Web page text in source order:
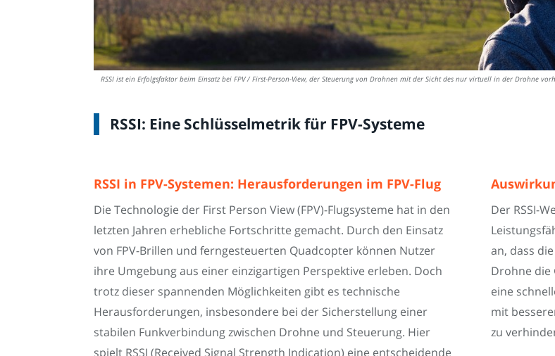
RSSI ist ein Erfolgsfaktor beim Einsatz bei FPV / First-Person-View, der Steuerung von Drohnen mit der Sicht des nur virtuell in der Drohne
RSSI: Eine Schlüsselmetrik für FPV-Systeme
RSSI in FPV-Systemen: Herausforderungen im FPV-Flug
Die Technologie der First Person View (FPV)-Flugsysteme hat in den
letzten Jahren erhebliche Fortschritte gemacht. Durch den Einsatz
von FPV-Brillen und ferngesteuerten Quadcopter können Nutzer
ihre Umgebung aus einer einzigartigen Perspektive erleben. Doch
trotz dieser spannenden Möglichkeiten gibt es technische
Herausforderungen, insbesondere bei der Sicherstellung einer
stabilen Funkverbindung zwischen Drohne und Steuerung. Hier
spielt RSSI (Received Signal Strength Indication) eine entscheidende
Der RSSI-
an, dass
Drohne die
eine
mit
zu